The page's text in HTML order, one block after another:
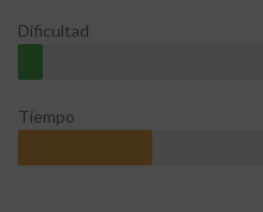
Dificultad
Tiempo